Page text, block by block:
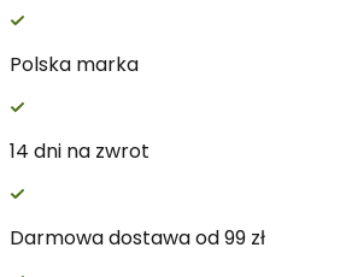
Polska marka
14 dni na zwrot
Darmowa dostawa od 99 zł